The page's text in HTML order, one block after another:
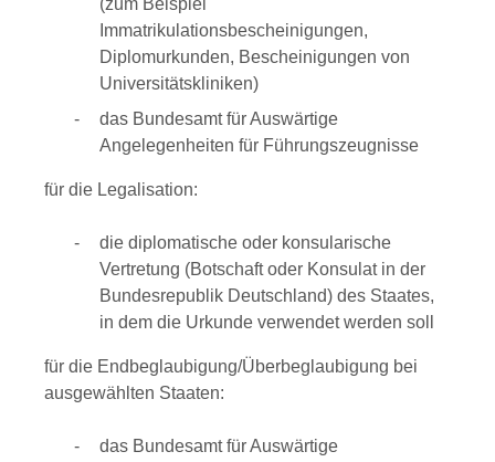
(zum Beispiel
Immatrikulationsbescheinigungen,
Diplomurkunden, Bescheinigungen von
Universitätskliniken)
das Bundesamt für Auswärtige
Angelegenheiten für Führungszeugnisse
für die Legalisation:
die diplomatische oder konsularische
Vertretung (Botschaft oder Konsulat in der
Bundesrepublik Deutschland) des Staates,
in dem die Urkunde verwendet werden soll
für die Endbeglaubigung/Überbeglaubigung bei
ausgewählten Staaten:
das Bundesamt für Auswärtige